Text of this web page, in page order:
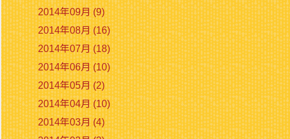
2014年09月 (9)
2014年08月 (16)
2014年07月 (18)
2014年06月 (10)
2014年05月 (2)
2014年04月 (10)
2014年03月 (4)